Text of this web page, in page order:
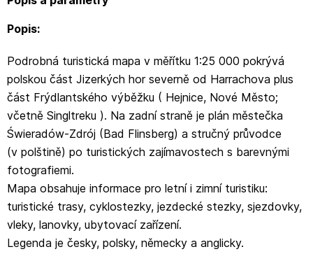
Popis:
Podrobná turistická mapa v měřítku 1:25 000 pokrývá
polskou část Jizerkých hor severně od Harrachova plus
část Frýdlantského výběžku ( Hejnice, Nové Město;
včetně Singltreku ). Na zadní straně je plán městečka
Świeradów-Zdrój (Bad Flinsberg) a stručný průvodce
(v polštině) po turistických zajímavostech s barevnými
fotografiemi.
Mapa obsahuje informace pro letní i zimní turistiku:
turistické trasy, cyklostezky, jezdecké stezky, sjezdovky,
vleky, lanovky, ubytovací zařízení.
Legenda je česky, polsky, německy a anglicky.